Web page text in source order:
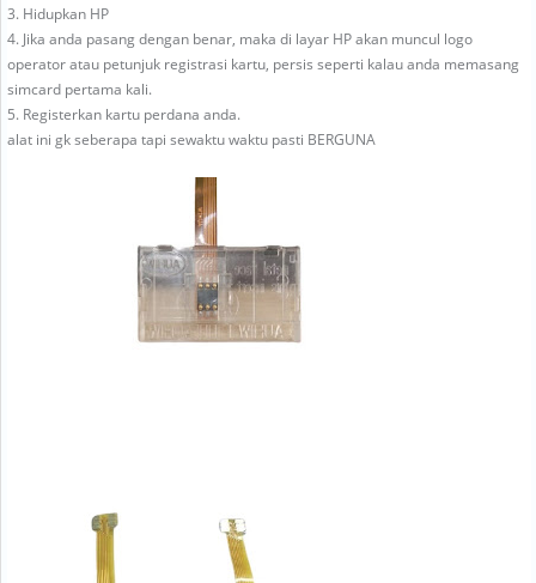
3. Hidupkan HP
4. Jika anda pasang dengan benar, maka di layar HP akan muncul logo
operator atau petunjuk registrasi kartu, persis seperti kalau anda memasang
simcard pertama kali.
5. Registerkan kartu perdana anda.
alat ini gk seberapa tapi sewaktu waktu pasti BERGUNA